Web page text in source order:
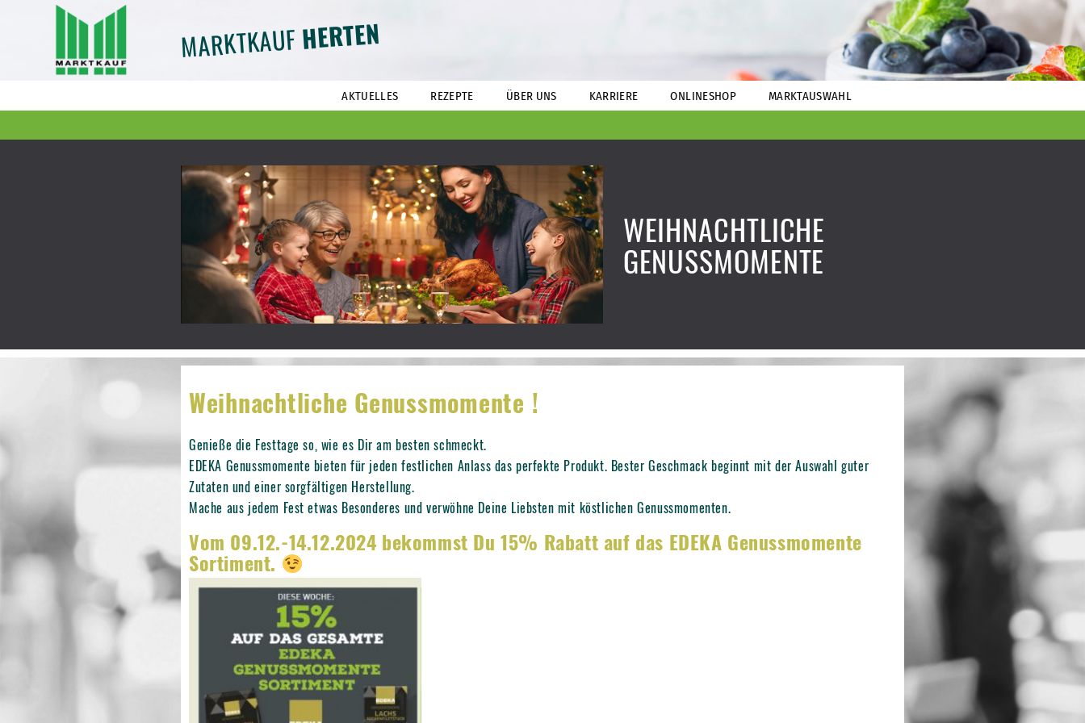
MARKTKAUFHERTEN
AKTUELLES REZEPTE ÜBER UNS KARRIERE ONLINESHOP MARKTAUSWAHL
WEIHNACHTLICHE
GENUSSMOMENTE
Weihnachtliche Genussmomente !
Genieße die Festtage so, wie es Dir am besten schmeckt.
EDEKA Genussmomente bieten für jeden festlichen Anlass das perfekte Produkt. Bester Geschmack beginnt mit der Auswahl guter
Zutaten und einer sorgfältigen Herstellung.
Mache aus jedem Fest etwas Besonderes und verwöhne Deine Liebsten mit köstlichen Genussmomenten.
Vom 09.12.-14.12.2024 bekommst Du 15% Rabatt auf das EDEKA Genussmomente
Sortiment.